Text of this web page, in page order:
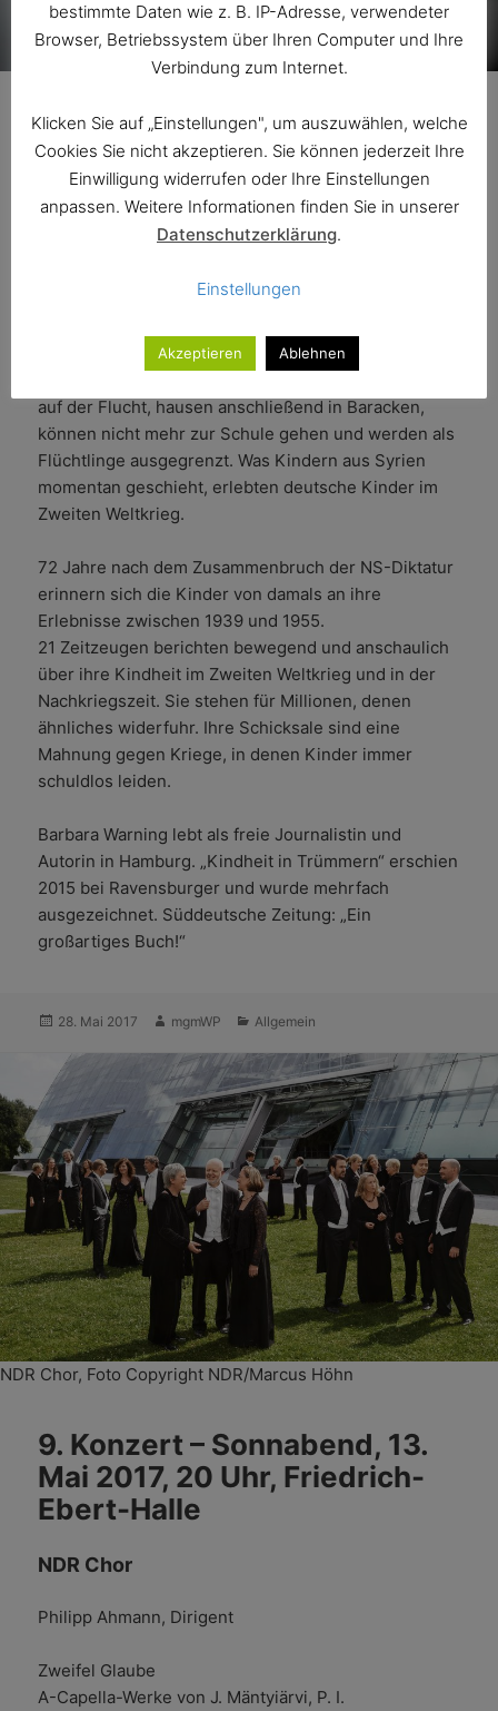
Sonderveranstaltung im
Speicher am Kaufhauskanal –
Donnerstag, 1. Juni 2017
Diskurs: „Kindheit in Trümmern“
Zu Gast: Barbara Warning
Kinder hocken zitternd im Bombenhagel in den
auf der Flucht, hausen anschließend in Baracken,
können nicht mehr zur Schule gehen und werden als
Flüchtlinge ausgegrenzt. Was Kindern aus Syrien
momentan geschieht, erlebten deutsche Kinder im
Zweiten Weltkrieg.
72 Jahre nach dem Zusammenbruch der NS-Diktatur
erinnern sich die Kinder von damals an ihre
Erlebnisse zwischen 1939 und 1955.
21 Zeitzeugen berichten bewegend und anschaulich
über ihre Kindheit im Zweiten Weltkrieg und in der
Nachkriegszeit. Sie stehen für Millionen, denen
ähnliches widerfuhr. Ihre Schicksale sind eine
Mahnung gegen Kriege, in denen Kinder immer
schuldlos leiden.
Barbara Warning lebt als freie Journalistin und
Autorin in Hamburg. „Kindheit in Trümmern“ erschien
2015 bei Ravensburger und wurde mehrfach
ausgezeichnet. Süddeutsche Zeitung: „Ein
großartiges Buch!“
Veröffentlicht
28. Mai 2017 Autor
mgmWP Kategorien
Allgemein
NDR Chor, Foto Copyright NDR/Marcus Höhn
9. Konzert – Sonnabend, 13.
Mai 2017, 20 Uhr, Friedrich-
Ebert-Halle
NDR Chor
Philipp Ahmann, Dirigent
Zweifel Glaube
A-Capella-Werke von J. Mäntyiärvi, P. I.
bestimmte Daten wie z. B. IP-Adresse, verwendeter
Browser, Betriebssystem über Ihren Computer und Ihre
Verbindung zum Internet.
Klicken Sie auf „Einstellungen", um auszuwählen, welche
Cookies Sie nicht akzeptieren. Sie können jederzeit Ihre
Einwilligung widerrufen oder Ihre Einstellungen
anpassen. Weitere Informationen finden Sie in unserer
Datenschutzerklärung.
Einstellungen
Akzeptieren Ablehnen